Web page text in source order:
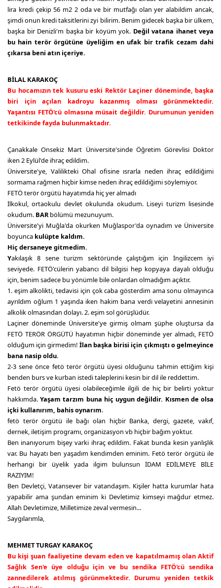
lira kredi çekip 56 m2 2 oda ve bir mutfağı olan yer alabildim ancak,
şimdi onun kredi taksitlerini zyi bilirim. Benim gidecek başka bir ülkem,
başka bir Denizli'm başka bir köyüm yok. Değil vatana ihanet veya
bu hain terör örgütüne üyeliğim en ufak bir trafik cezam dahi
çıkarsa beni atın içeriye.
BİLAL KARAKOÇ
Bu hocamızın tek kusuru eski Rektör Laçiner döneminde, başka
biri için açılan kadroyu kazanmış olması görünmektedir.
Yaşantısı FETÖ'cü olmasına müsait değildir. Durumunun yeniden
tetkikinde fayda bulunmaktadır.
Çanakkale Onsekiz Mart Üniversite'sinde Öğretim Görevlisi Doktor
iken 2 Eylül'de ihraç edildim.
Üniversite'ye, Valilikteki Ohal ofisine ısrarla neden ihraç edildiğimi
sormama rağmen hiçbir kimse neden ihraç edildiğimi söylemiyor.
FETÖ terör örgütü hayatımda hiç yer almadı
İlkokul, ortaokulu devlet okulunda okudum. Liseyi turizm lisesinde
okudum. BARbölümü mezunuyum.
Üniversite'yi Muğla'da okurken Muğlaspor'da oynadım ve Üniversite
boyunca kulüpte kaldım.
Hiç dersaneye gitmedim.
Yakılaşık 8 sene turizm sektöründe çalıştığım için İngilizcem iyi
seviyede. FETÖ'cülerin yabancı dil bilgisi hep kopyaya dayalı olduğu
için, benim sadece bu yönümle bile onlardan olmadığım açıktır.
1. eşim alkolikti, tedavisi için çok caba gösterdim ama sonu olmayınca
ayrıldım oğlum 1 yaşında iken hakim bana verdi velayetini annesinin
alkolik olmasından dolayı. 2. eşim sol görüşlüdür.
Laçiner döneminde Üniversite'ye girmiş olmam şüphe oluştursa da
FETÖ TERÖR ÖRGÜTÜ hayatımın hiçbir döneminde yer almadı, FETÖ
olduğum için girmedim! İlan başka birisi için çıkmıştı o gelmeyince
bana nasip oldu.
2-3 sene önce fetö terör örgütü üyesi olduğunu tahmin ettiğim kişi
benden burs ve kurban istedi taleplerini kesin bir dil ile reddettim.
Fetö terör örgütü üyesi olabileceğimle ilgili de hiç bir belirti yoktur
hakkımda.Yaşam tarzım buna hiç uygun değildir. Kısmen de olsa
içki kullanırım, bahis oynarım.
fetö terör örgütü ile bağı olan hiçbir Banka, dergi, gazete, vakıf,
dernek, iletişim programı, organizasyon vb hiçbir bağım yoktur.
Ben inanıyorum bişey varki ihraç edildim. Fakat bunda kesin yanlışlık
var. Bu hayatı ben yaşadım kendimden eminim. Fetö terör örgütü ile
herhangi bir üyelik yada ilgim bulunsun İDAM EDİLMEYE BİLE
RAZIYIM!
Ben Devletçi, Vatansever bir vatandaşım. Kişiler hatta kurumlar hata
yapabilir ama şundan eminim ki Devletimiz kimseyi mağdur etmez.
Allah Devletimize, Milletimize zeval vermesin...
Saygılarımla,
MEHMET TURGAY KARAKOÇ
Bu kişi şuan faaliyetine devam eden ve kapatılmamış olan Aktif
Sağlık Sen'e üye olduğu için ve bu sendika FETÖ'cü sendika
zannedilerek atılmış görünmektedir. Durumu yeniden tetkik